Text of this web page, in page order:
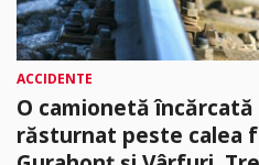
ACCIDENTE
O camionetă încărcată
răsturnat peste calea